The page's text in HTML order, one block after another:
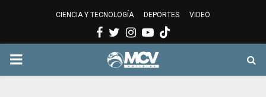
CIENCIA Y TECNOLOGÍA DEPORTES VIDEO
Facebook
Twitter
Instagram
Youtube
PRIMARY